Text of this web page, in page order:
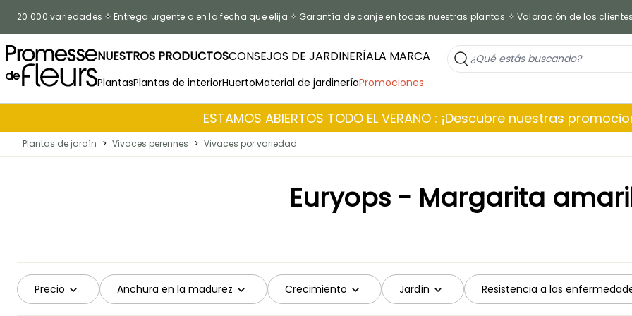
20 000 variedades Entrega urgente o en la fecha que elija Garantía de canje en todas nuestras plantas Valoración de los
NUESTROS PRODUCTOSCONSEJOS DE JARDINERÍALA MARCA
PlantasPlantas de interiorHuertoMaterial de jardineríaPromociones
ESTAMOS ABIERTOS TODO EL VERANO : ¡Descubre nuestras
Plantas de jardín > Vivaces perennes > Vivaces por variedad
Euryops - Margarita
Precio Anchura en la madurez Crecimiento Jardín Resistencia a las